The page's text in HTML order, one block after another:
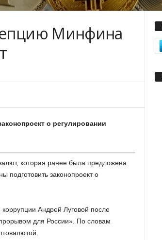
Минфина
о регулировании
которая ранее была предложена
законопроект о
Андрей Луговой после
для России». По словам